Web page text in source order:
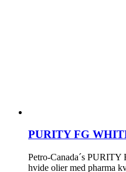
PURITY FG
Petro-Canada´s
hvide olier med pharma